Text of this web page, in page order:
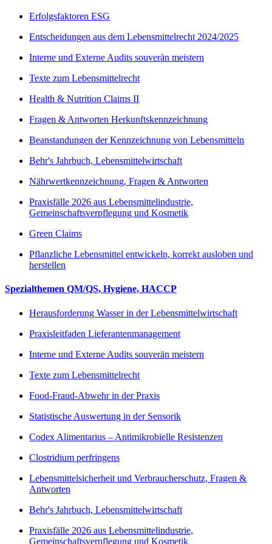
Erfolgsfaktoren ESG
Entscheidungen aus dem Lebensmittelrecht 2024/2025
Interne und Externe Audits souverän meistern
Texte zum Lebensmittelrecht
Health & Nutrition Claims II
Fragen & Antworten Herkunftskennzeichnung
Beanstandungen der Kennzeichnung von Lebensmitteln
Behr's Jahrbuch, Lebensmittelwirtschaft
Nährwertkennzeichnung, Fragen & Antworten
Praxisfälle 2026 aus Lebensmittelindustrie,
Gemeinschaftsverpflegung und Kosmetik
Green Claims
Pflanzliche Lebensmittel entwickeln, korrekt ausloben und
herstellen
Spezialthemen QM/QS, Hygiene, HACCP
Herausforderung Wasser in der Lebensmittelwirtschaft
Praxisleitfaden Lieferantenmanagement
Interne und Externe Audits souverän meistern
Texte zum Lebensmittelrecht
Food-Fraud-Abwehr in der Praxis
Statistische Auswertung in der Sensorik
Codex Alimentarius – Antimikrobielle Resistenzen
Clostridium perfringens
Lebensmittelsicherheit und Verbraucherschutz, Fragen &
Antworten
Behr's Jahrbuch, Lebensmittelwirtschaft
Praxisfälle 2026 aus Lebensmittelindustrie,
Gemeinschaftsverpflegung und Kosmetik